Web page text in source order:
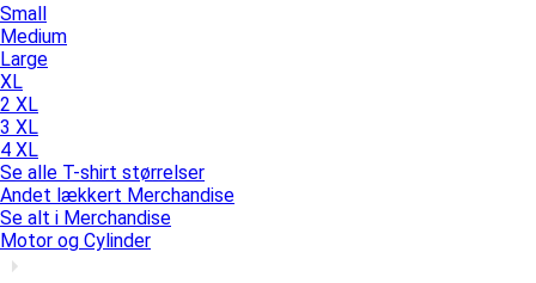
Small
Medium
Large
XL
2 XL
3 XL
4 XL
Se alle T-shirt størrelser
Andet lækkert Merchandise
Se alt i Merchandise
Motor og Cylinder